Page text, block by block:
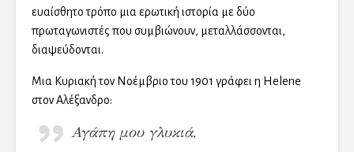
ευαίσθητο τρόπο μια ερωτική ιστορία με δύο
πρωταγωνιστές που συμβιώνουν, μεταλλάσσονται,
διαψεύδονται.
Μια Κυριακή τον Νοέμβριο του 1901 γράφει η Helene
στον Αλέξανδρο:
Αγάπη μου γλυκιά,